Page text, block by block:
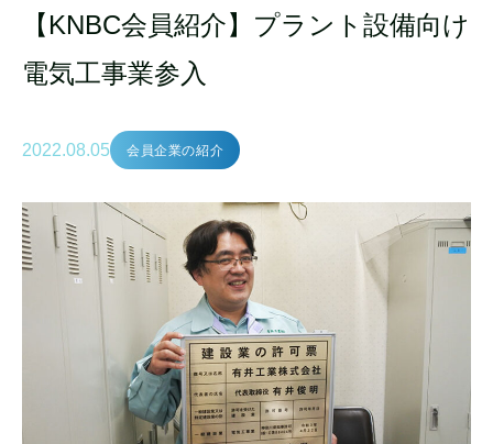
【KNBC会員紹介】プラント設備向け
電気工事業参入
2022.08.05 会員企業の紹介